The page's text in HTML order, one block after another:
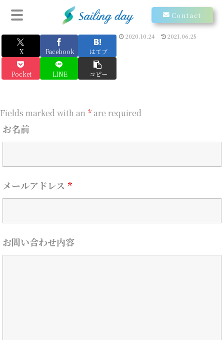
Contact
X Facebook はてブ
Pocket LINE コピー
2020.10.24 2021.06.25
Fields marked with an *are required
お名前
メールアドレス *
お問い合わせ内容